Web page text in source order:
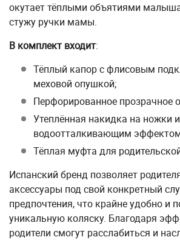
окутает тёплыми объятиями
стужу ручки мамы.
В комплект входит:
Тёплый капор с флисовым
меховой опушкой;
Перфорированное прозрачное
Утеплённая накидка на ножки
водоотталкивающим
Тёплая муфта для
Испанский бренд позволяет
аксессуары под свой конкретный
предпочтения, что крайне удобно и
уникальную коляску. Благодаря
родители смогут расслабиться и